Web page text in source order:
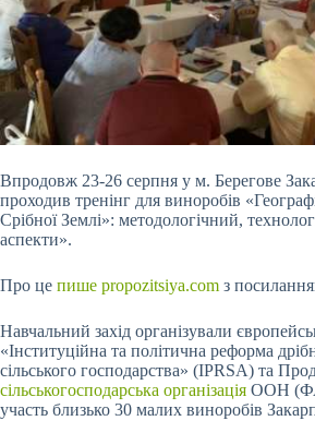
Впродовж 23-26 серпня у м. Берегове
проходив тренінг для виноробів
Срібної Землі»: методологічний,
аспекти».
Про це пише propozitsiya.com з
Навчальний захід організували
«Інституційна та політична реформа
сільського господарства» (IPRSA) та
сільськогосподарська організація ООН
участь близько 30 малих виноробів